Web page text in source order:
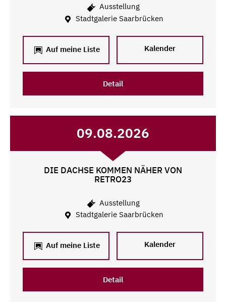
Ausstellung
Stadtgalerie Saarbrücken
Auf meine Liste Kalender
Detail
09.08.2026
DIE DACHSE KOMMEN NÄHER VON
RETRO23
Ausstellung
Stadtgalerie Saarbrücken
Auf meine Liste Kalender
Detail